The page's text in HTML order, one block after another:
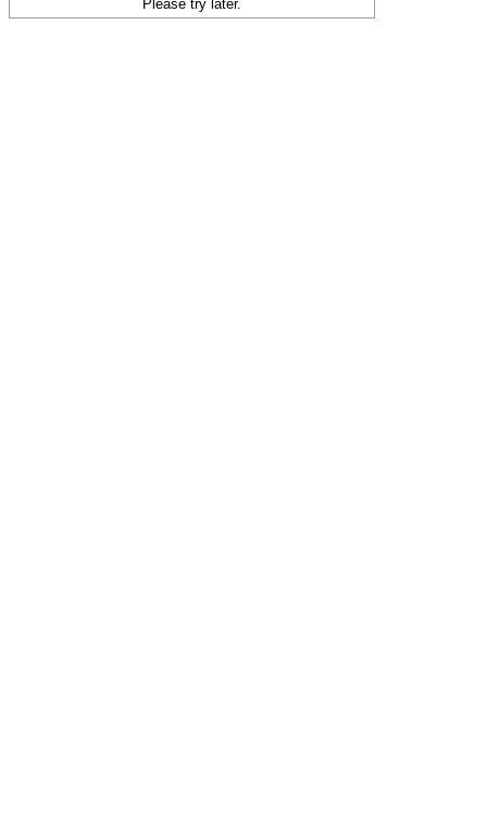
Please try later.